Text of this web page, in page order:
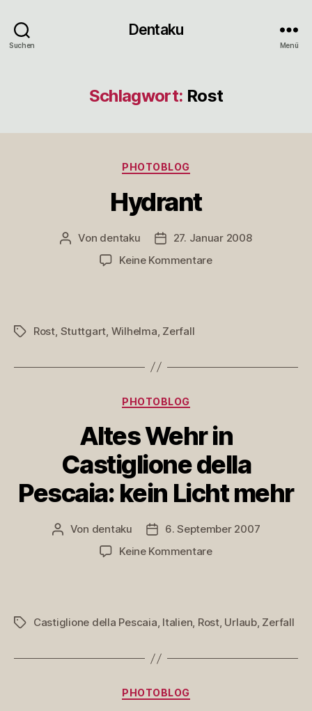
Suchen
Dentaku
Menü
Schlagwort: Rost
Kategorien
PHOTOBLOG
Hydrant
Beitragsautor
Von dentaku Veröffentlichungsdatum
27. Januar 2008
Keine Kommentarezu
Schlagwörter
Rost Stuttgart Wilhelma Zerfall
Kategorien
PHOTOBLOG
Altes Wehr in
Castiglione della
Pescaia: kein Licht mehr
Beitragsautor
Von dentaku Veröffentlichungsdatum
6. September 2007
Keine Kommentarezu
della
kein
Schlagwörter
Castiglione della Pescaia, Italien, Rost, Urlaub, Zerfall
Kategorien
PHOTOBLOG